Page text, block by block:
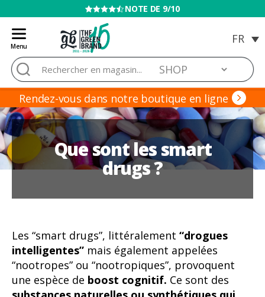
VENTE INTERDITE AUX MINEURS
Menu
Blog
de
Grow
Barato
Rechercher :
Rendez-vous dans notre boutique en ligne
Que sont les smart
drugs ?
Les “smart drugs”, littéralement “drogues
intelligentes” mais également appelées
“nootropes” ou “nootropiques”, provoquent
une espèce de boost cognitif. Ce sont des